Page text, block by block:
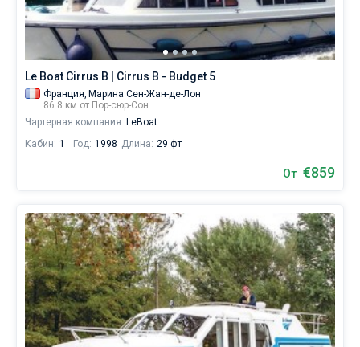
чтобы
лично
управлять
каталоге
яхт
аренду
вы
Пор-
сюр-
Сон
от
как
для
любителей
спокойного
отдыха,
Le Boat Cirrus B | Cirrus B - Budget 5
Франция, Марина Сен-Жан-де-Лон
86.8 км от Пор-сюр-Сон
Чартерная компания: LeBoat
Кабин: 1 Год: 1998 Длина: 29 фт
От €859
Без шкипера
Со шкипером